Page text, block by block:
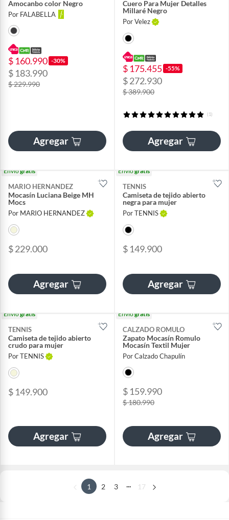
Amocanbo color Negro
Por FALABELLA
$ 160.990 -30%
$ 183.990
$ 229.990
Agregar
Cuero Para Mujer Detalles
Millaré Negro
Por Velez
$ 175.455 -55%
$ 272.930
$ 389.900
(1)
Agregar
Envíogratis
MARIO HERNANDEZ
Mocasín Luciana Beige MH
Mocs
Por MARIO HERNANDEZ
$ 229.000
Agregar
Envíogratis
TENNIS
Camiseta de tejido abierto
negra para mujer
Por TENNIS
$ 149.900
Agregar
Envíogratis
TENNIS
Camiseta de tejido abierto
crudo para mujer
Por TENNIS
$ 149.900
Agregar
Envíogratis
CALZADO ROMULO
Zapato Mocasín Romulo
Mocasín Textil Mujer
Por Calzado Chapulín
$ 159.990
$ 180.990
Agregar
1 2 3 ... 17